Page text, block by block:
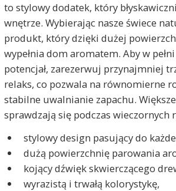
to stylowy dodatek, który
wnętrze. Wybierając nasze świece
produkt, który dzięki dużej
wypełnia dom aromatem. Aby w
potencjał, zarezerwuj przynajmniej
relaks, co pozwala na równomierne
stabilne uwalnianie zapachu.
sprawdzają się podczas wieczornych
stylowy design pasujący do
dużą powierzchnię parowania
kojący dźwięk skwierczącego
wyrazistą i trwałą kolorystykę,